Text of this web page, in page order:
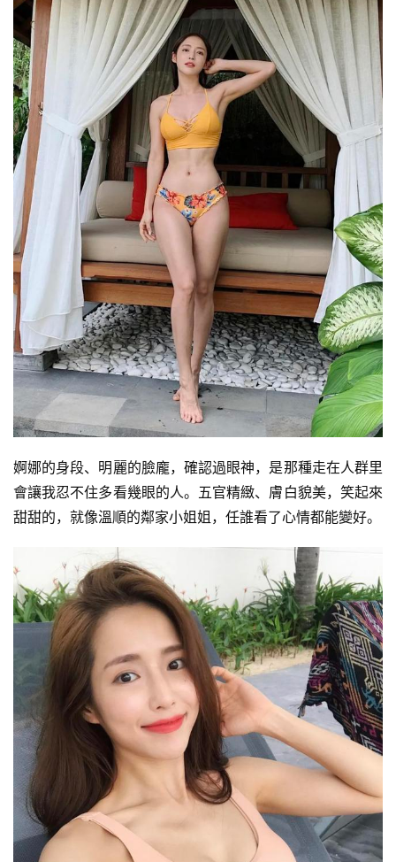
婀娜的身段、明麗的臉龐，確認過眼神，是那種走在人群里
會讓我忍不住多看幾眼的人。五官精緻、膚白貌美，笑起來
甜甜的，就像溫順的鄰家小姐姐，任誰看了心情都能變好。